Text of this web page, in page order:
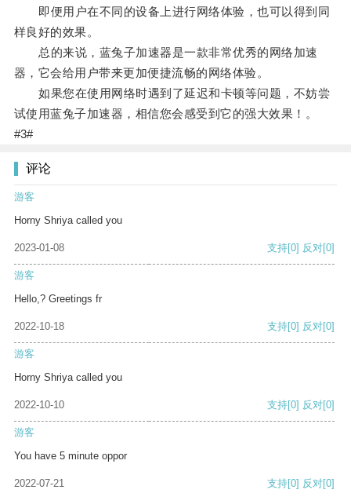
即便用户在不同的设备上进行网络体验，也可以得到同
样良好的效果。
总的来说，蓝兔子加速器是一款非常优秀的网络加速
器，它会给用户带来更加便捷流畅的网络体验。
如果您在使用网络时遇到了延迟和卡顿等问题，不妨尝
试使用蓝兔子加速器，相信您会感受到它的强大效果！。
#3#
评论
游客
Horny Shriya called you
2023-01-08 支持[0] 反对[0]
游客
Hello,? Greetings fr
2022-10-18 支持[0] 反对[0]
游客
Horny Shriya called you
2022-10-10 支持[0] 反对[0]
游客
You have 5 minute oppor
2022-07-21 支持[0] 反对[0]